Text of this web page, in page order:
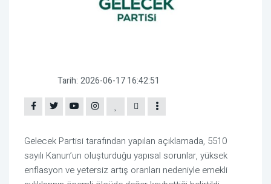
Tarih: 2026-06-17 16:42:51
Gelecek Partisi tarafından yapılan açıklamada, 5510
sayılı Kanun’un oluşturduğu yapısal sorunlar, yüksek
enflasyon ve yetersiz artış oranları nedeniyle emekli